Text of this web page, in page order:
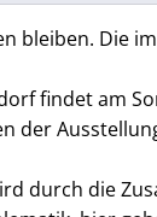
bleiben.
findet am
der
durch die